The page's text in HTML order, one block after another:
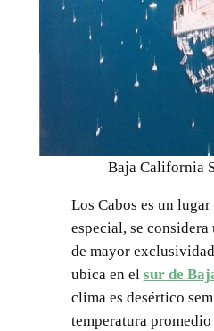
Baja California
Los Cabos es un
especial, se
de mayor
ubica en el sur de
clima es desértico
temperatura promedio